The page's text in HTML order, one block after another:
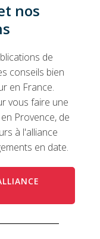
nos
de
conseils bien
en France.
vous faire une
Provence, de
à l'alliance
en date.